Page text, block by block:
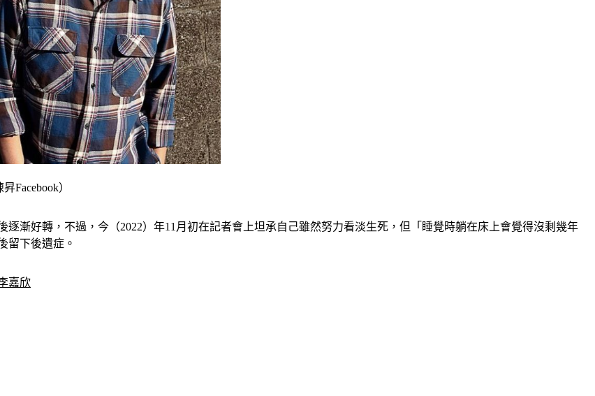
Facebook）
逐漸好轉，不過，今（2022）年11月初在記者會上坦承自己雖然努力看淡生死，但「睡覺時躺在床上會覺得沒剩幾年
留下後遺症。
嘉欣